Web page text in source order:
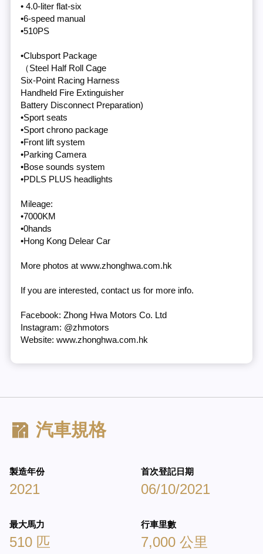
• 4.0-liter flat-six
•6-speed manual
•510PS
•Clubsport Package
（Steel Half Roll Cage
Six-Point Racing Harness
Handheld Fire Extinguisher
Battery Disconnect Preparation)
•Sport seats
•Sport chrono package
•Front lift system
•Parking Camera
•Bose sounds system
•PDLS PLUS headlights
Mileage:
•7000KM
•0hands
•Hong Kong Delear Car
More photos at www.zhonghwa.com.hk
If you are interested, contact us for more info.
Facebook: Zhong Hwa Motors Co. Ltd
Instagram: @zhmotors
Website: www.zhonghwa.com.hk
汽車規格
製造年份
2021
首次登記日期
06/10/2021
最大馬力
510 匹
行車里數
7,000 公里